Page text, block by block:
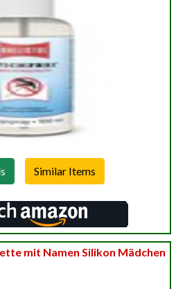
mit Namen Silikon Mädchen